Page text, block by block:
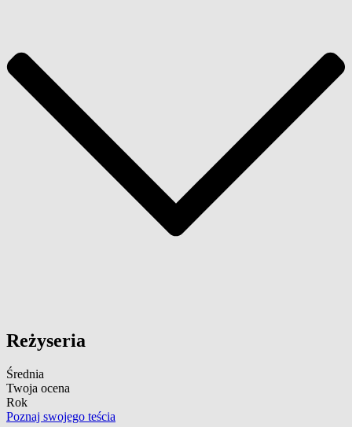
Reżyseria
Średnia
Twoja ocena
Rok
Poznaj swojego teścia